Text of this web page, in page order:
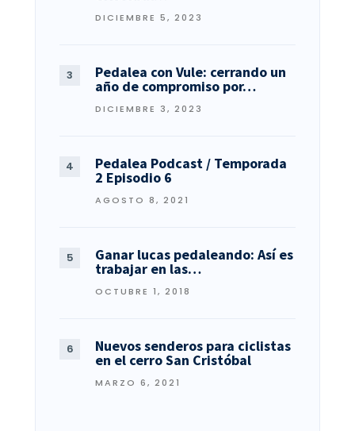
DICIEMBRE 5, 2023
Pedalea con Vule: cerrando un
año de compromiso por…
DICIEMBRE 3, 2023
Pedalea Podcast / Temporada
2 Episodio 6
AGOSTO 8, 2021
Ganar lucas pedaleando: Así es
trabajar en las…
OCTUBRE 1, 2018
Nuevos senderos para ciclistas
en el cerro San Cristóbal
MARZO 6, 2021